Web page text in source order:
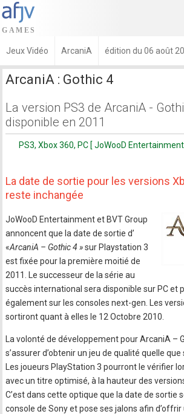
Jeux Vidéo ArcaniA édition du 06 août
ArcaniA : Gothic 4
La version PS3 de ArcaniA -
disponible en 2011
PS3, Xbox 360, PC [ JoWooD
La date de sortie pour les versions
reste inchangée
JoWooD Entertainment et BVT Group
annoncent que la date de sortie d’
«ArcaniA – Gothic 4 »sur Playstation 3
est fixée pour la première moitié de
2011. Le successeur de la série au
succès international sera disponible sur PC et
également sur les consoles next-gen. Les
sortiront quant à elles le 12 Octobre 2010.
La volonté de développement pour ArcaniA –
s’assurer d’obtenir un jeu de qualité quelle
Les joueurs PlayStation 3 pourront le vérifier
avec un titre optimisé, à la hauteur des
C’est dans cette optique que la date de sortie
console de Sony et pose ses jalons afin